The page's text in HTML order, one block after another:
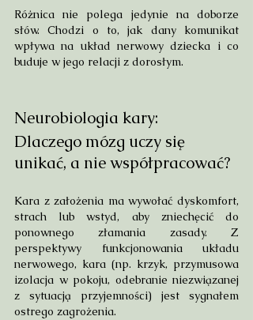
Różnica nie polega jedynie na doborze
słów. Chodzi o to, jak dany komunikat
wpływa na układ nerwowy dziecka i co
buduje w jego relacji z dorosłym.
Neurobiologia kary:
Dlaczego mózg uczy się
unikać, a nie współpracować?
Kara z założenia ma wywołać dyskomfort,
strach lub wstyd, aby zniechęcić do
ponownego złamania zasady. Z
perspektywy funkcjonowania układu
nerwowego, kara (np. krzyk, przymusowa
izolacja w pokoju, odebranie niezwiązanej
z sytuacją przyjemności) jest sygnałem
ostrego zagrożenia.